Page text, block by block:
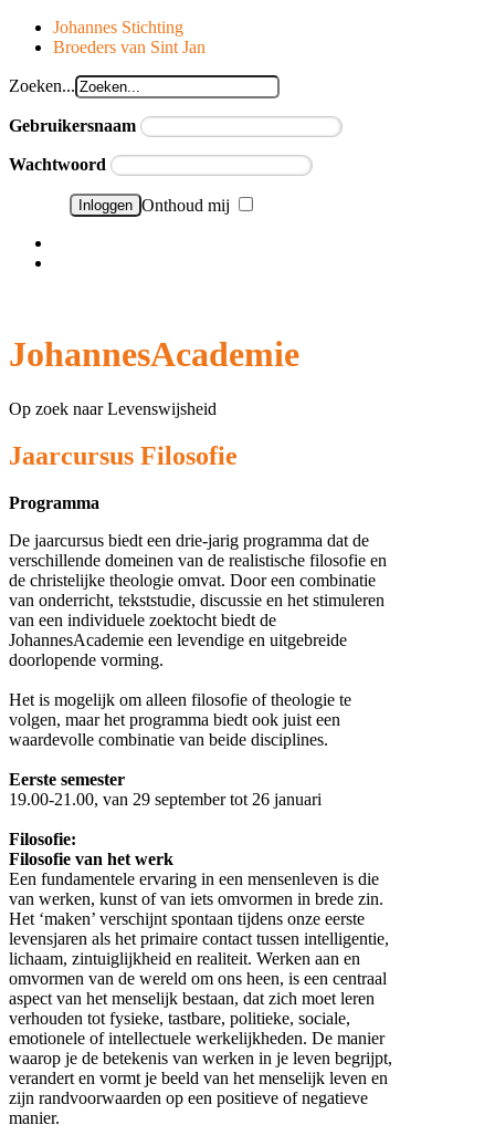
Johannes Stichting
Broeders van Sint Jan
Zoeken...
Gebruikersnaam
Wachtwoord
Onthoud mij
JohannesAcademie
Op zoek naar Levenswijsheid
Jaarcursus Filosofie
Programma
De jaarcursus biedt een drie-jarig programma dat de
verschillende domeinen van de realistische filosofie en
de christelijke theologie omvat. Door een combinatie
van onderricht, tekststudie, discussie en het stimuleren
van een individuele zoektocht biedt de
JohannesAcademie een levendige en uitgebreide
doorlopende vorming.
Het is mogelijk om alleen filosofie of theologie te
volgen, maar het programma biedt ook juist een
waardevolle combinatie van beide disciplines.
Eerste semester
19.00-21.00, van 29 september tot 26 januari
Filosofie:
Filosofie van het werk
Een fundamentele ervaring in een mensenleven is die
van werken, kunst of van iets omvormen in brede zin.
Het ‘maken’ verschijnt spontaan tijdens onze eerste
levensjaren als het primaire contact tussen intelligentie,
lichaam, zintuiglijkheid en realiteit. Werken aan en
omvormen van de wereld om ons heen, is een centraal
aspect van het menselijk bestaan, dat zich moet leren
verhouden tot fysieke, tastbare, politieke, sociale,
emotionele of intellectuele werkelijkheden. De manier
waarop je de betekenis van werken in je leven begrijpt,
verandert en vormt je beeld van het menselijk leven en
zijn randvoorwaarden op een positieve of negatieve
manier.